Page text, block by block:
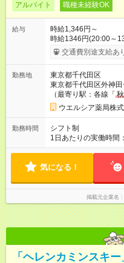
アルバイト 職種未経験OK
給与
時給1,346円～
時給1346円(20:00～
よる更新判定あり 社
り （大学生は＋20円） 試用期間あり：入社日から3ヶ月間／本
間の長さ：3ヶ月 雇用
交通費別途支給あ
勤務地
東京都千代田区
東京都千代田区外
（最寄り駅：各線「
ウエルシア薬局株
勤務時間
シフト制
1日あたりの実働時間
日4.5時間の勤務 ☆週
気になる！
掲載元企業名
「ヘレンカミンスキ